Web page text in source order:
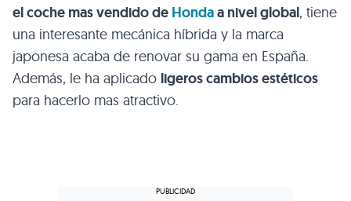
el coche mas vendido de Hondaa nivel global, tiene
una interesante mecánica híbrida y la marca
japonesa acaba de renovar su gama en España.
Además, le ha aplicado ligeros cambios estéticos
para hacerlo mas atractivo.